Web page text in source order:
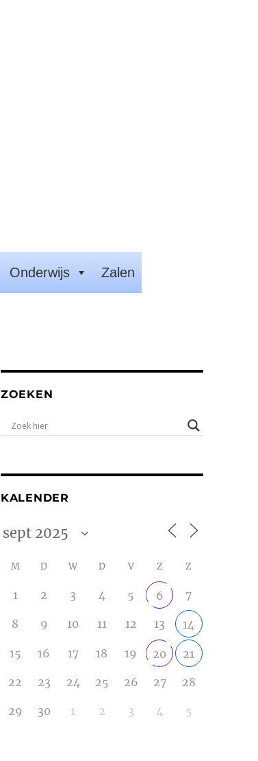
Onderwijs Zalen
ZOEKEN
KALENDER
M D W D V Z Z
1 2 3 4 5 6 7
8 9 10 11 12 13 14
15 16 17 18 19 20 21
22 23 24 25 26 27 28
29 30 1 2 3 4 5